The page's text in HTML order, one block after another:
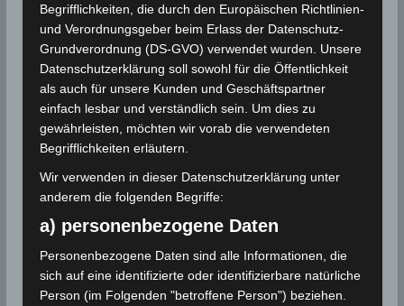
31 Okt 2021: Erdbeben im Gouvernorat
Jendouba [M2.5]
Info: Oued Melliz ist eine tunesische Stadt im
Gouvernorat Jendouba mit 2.417 Einwohnern (Stand:
2014). 20 Kilometer östlich von Oued Melliz befindet sich
die Stadt Jendouba. Oued Melliz befindet sich an dem
Fluss Medjerda. Oued Meliz liegt in der Nähe der antiken
Quelle(n):INM
Begrifflichkeiten, die durch den Europäischen Richtlinien-
und Verordnungsgeber beim Erlass der Datenschutz-
Grundverordnung (DS-GVO) verwendet wurden. Unsere
Datenschutzerklärung soll sowohl für die Öffentlichkeit
als auch für unsere Kunden und Geschäftspartner
einfach lesbar und verständlich sein. Um dies zu
gewährleisten, möchten wir vorab die verwendeten
Begrifflichkeiten erläutern.
Wir verwenden in dieser Datenschutzerklärung unter
anderem die folgenden Begriffe:
a) personenbezogene Daten
Personenbezogene Daten sind alle Informationen, die
sich auf eine identifizierte oder identifizierbare natürliche
Person (im Folgenden "betroffene Person") beziehen.